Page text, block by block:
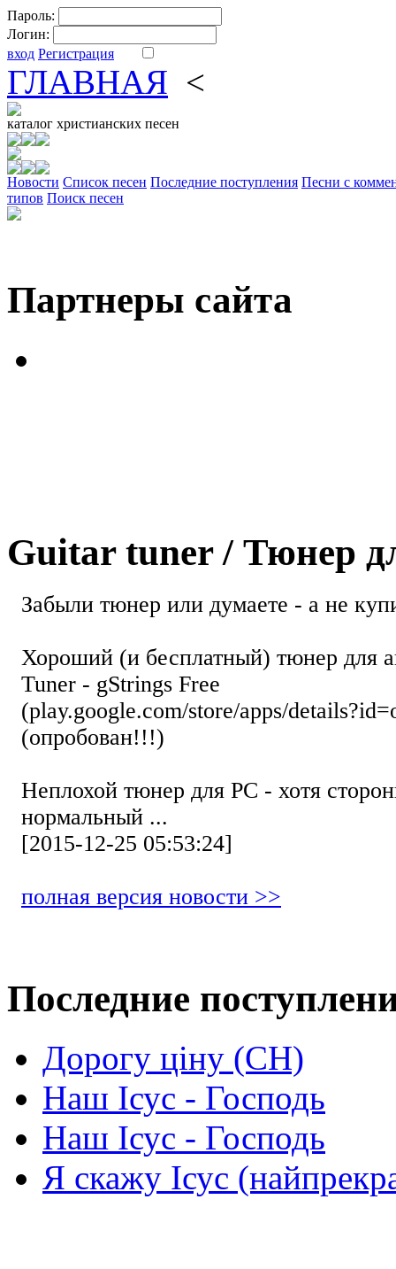
Пароль:
Логин:
вход Регистрация
ГЛАВНАЯ <
каталог христианских песен
Новости Cписок песен Последние поступления Песни с
типов Поиск песен
Партнеры сайта
Guitar tuner / Тюнер
Забыли тюнер или думаете - а не
Хороший (и бесплатный) тюнер для
Tuner - gStrings Free
(play.google.com/store/apps/
(опробован!!!)
Неплохой тюнер для РС - хотя
нормальный ...
[2015-12-25 05:53:24]
полная версия новости >>
Последние
Дорогу ціну (СН)
Наш Ісус - Господь
Наш Ісус - Господь
Я скажу Ісус